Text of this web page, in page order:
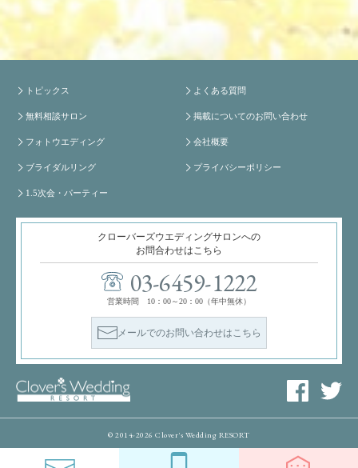
トピックス
無料相談サロン
フォトウエディング
ブライダルリング
1.5次会・パーティー
よくある質問
掲載についてのお問い合わせ
会社概要
プライバシーポリシー
クローバーズウエディングサロンへの
お問合わせはこちら
03-6459-1222
営業時間 10：00～20：00（年中無休）
メールでのお問い合わせはこちら
© 2014-2026 Clover's Wedding RESORT